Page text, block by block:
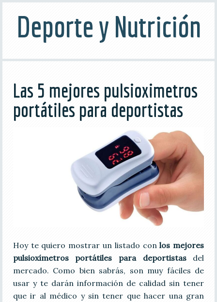
Deporte y Nutrición
Las 5 mejores pulsioximetros
portátiles para deportistas
Hoy te quiero mostrar un listado conlos mejores
pulsioxímetros portátiles para deportistasdel
mercado. Como bien sabrás, son muy fáciles de
usar y te darán información de calidad sin tener
que ir al médico y sin tener que hacer una gran